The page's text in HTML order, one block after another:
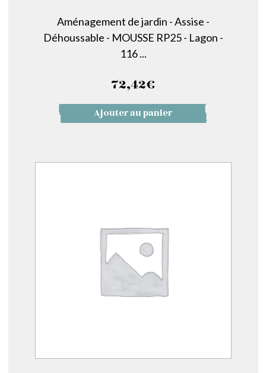
Aménagement de jardin - Assise -
Déhoussable - MOUSSE RP25 - Lagon -
116 ...
72,42€
Ajouter au panier